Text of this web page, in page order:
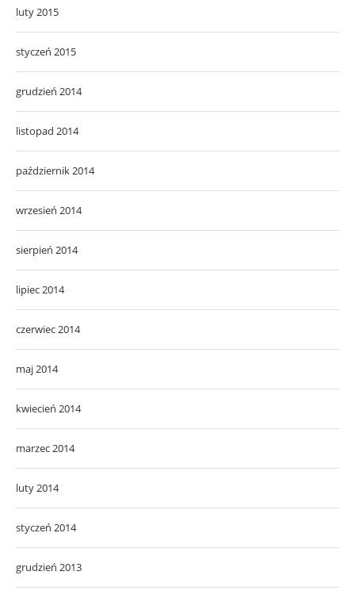
luty 2015
styczeń 2015
grudzień 2014
listopad 2014
październik 2014
wrzesień 2014
sierpień 2014
lipiec 2014
czerwiec 2014
maj 2014
kwiecień 2014
marzec 2014
luty 2014
styczeń 2014
grudzień 2013